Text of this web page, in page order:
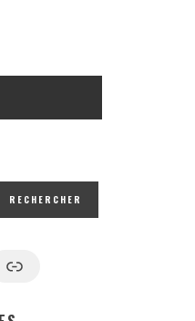
RECHERCHER
Google News